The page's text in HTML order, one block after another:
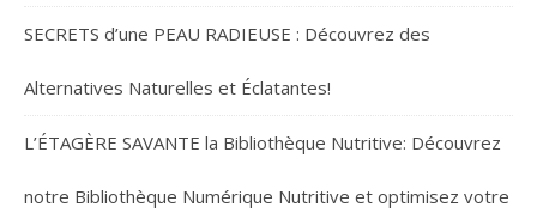
SECRETS d’une PEAU RADIEUSE : Découvrez des
Alternatives Naturelles et Éclatantes!
L’ÉTAGÈRE SAVANTE la Bibliothèque Nutritive: Découvrez
notre Bibliothèque Numérique Nutritive et optimisez votre